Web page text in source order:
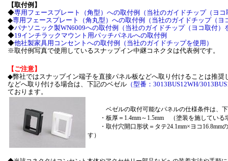
【取付例】
◆専用フェースプレート（角型）への取付例（当社のガイドチップ（ヨ
◆専用フェースプレート（角丸型）への取付例（当社のガイドチップ（ヨ
◆パナソニック製WN6009への取付例（当社のガイドチップ（ヨコ取付）
◆19インチラックマウント用パッチパネルへの取付例
◆他社製家具用コンセントへの取付例（当社のガイドチップを使用）
※取付例写真で使用しているスナップイン中継コネクタは代表例です。
【ご注意】
◆弊社ではスナップイン端子を直接パネル板などへ取り付けることは推
などへ取り付ける場合は、下記のベゼル （型番：3013BUS12WH/
ております。
ベゼルの取付可能なパネルの仕様条件は、下
・板厚＝1.4mm～1.5mm （塗装を施している
・取付穴開口形状＝タテ24.1mm×ヨコ16.8mm
す）